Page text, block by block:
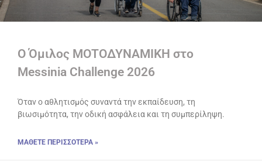
Ο Όμιλος ΜΟΤΟΔΥΝΑΜΙΚΗ στο
Messinia Challenge 2026
Όταν ο αθλητισμός συναντά την εκπαίδευση, τη
βιωσιμότητα, την οδική ασφάλεια και τη συμπερίληψη.
ΜΑΘΕΤΕ ΠΕΡΙΣΣΟΤΕΡΑ »